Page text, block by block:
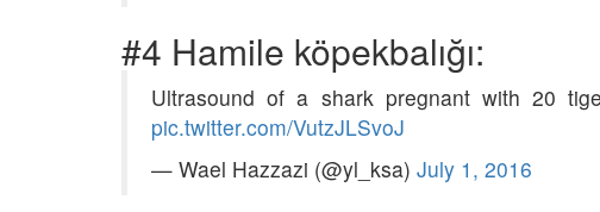
#4 Hamile köpekbalığı:
Ultrasound of a shark pregnant with 20
pic.twitter.com/VutzJLSvoJ
— Wael Hazzazi (@yl_ksa) July 1, 2016